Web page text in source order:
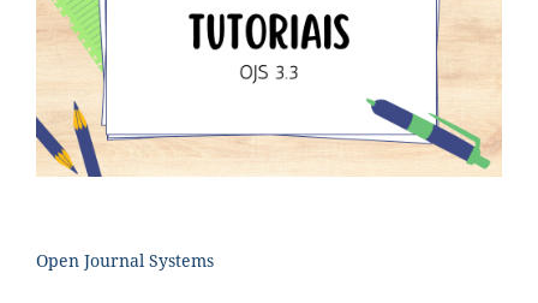
Open Journal Systems